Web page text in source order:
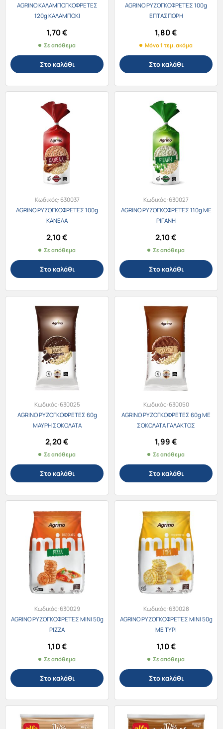
AGRINO ΚΑΛΑΜΠΟΓΚΟΦΡΕΤΕΣ
120g ΚΑΛΑΜΠΟΚΙ
1,70€
Σε απόθεμα
Στο καλάθι
AGRINO ΡΥΖΟΓΚΟΦΡΕΤΕΣ 100g
ΕΠΤΑΣΠΟΡΗ
1,80€
Μόνο 1 τεμ. ακόμα
Στο καλάθι
Κωδικός:630037
AGRINO ΡΥΖΟΓΚΟΦΡΕΤΕΣ 100g
ΚΑΝΕΛΑ
2,10€
Σε απόθεμα
Στο καλάθι
Κωδικός:630027
AGRINO ΡΥΖΟΓΚΟΦΡΕΤΕΣ 110g ΜΕ
ΡΙΓΑΝΗ
2,10€
Σε απόθεμα
Στο καλάθι
Κωδικός:630025
AGRINO ΡΥΖΟΓΚΟΦΡΕΤΕΣ 60g
ΜΑΥΡΗ ΣΟΚΟΛΑΤΑ
2,20€
Σε απόθεμα
Στο καλάθι
Κωδικός:630050
AGRINO ΡΥΖΟΓΚΟΦΡΕΤΕΣ 60g ΜΕ
ΣΟΚΟΛΑΤΑ ΓΑΛΑΚΤΟΣ
1,99€
Σε απόθεμα
Στο καλάθι
Κωδικός:630029
AGRINO ΡΥΖΟΓΚΟΦΡΕΤΕΣ MINI 50g
PIZZA
1,10€
Σε απόθεμα
Στο καλάθι
Κωδικός:630028
AGRINO ΡΥΖΟΓΚΟΦΡΕΤΕΣ MINI 50g
ΜΕ ΤΥΡΙ
1,10€
Σε απόθεμα
Στο καλάθι